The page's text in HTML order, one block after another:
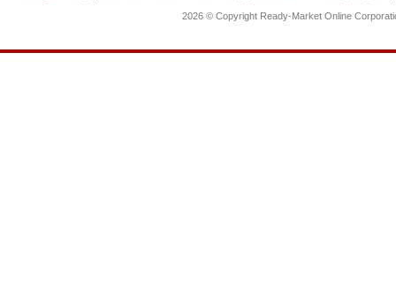
2026 © Copyright Ready-Market Online